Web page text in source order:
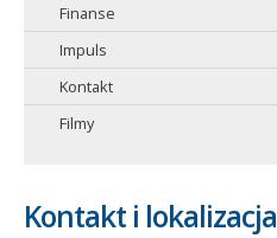
Finanse
Impuls
Kontakt
Filmy
Kontakt i lokalizacja